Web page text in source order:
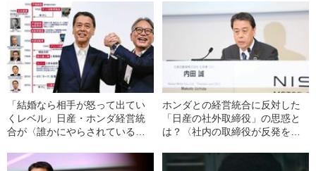
の課題…
「結婚なら相手が怒って出てい
くレベル」日産・ホンダ経営統
合が〈誰かにやらされている〉
ーナリストが裏読み》
ホンダとの経営統合に反対した
「日産の社外取締役」の思惑と
は？〈社内の取締役が反発を恐